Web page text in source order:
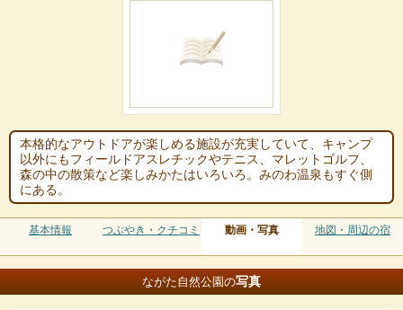
本格的なアウトドアが楽しめる施設が充実していて、キャンプ
以外にもフィールドアスレチックやテニス、マレットゴルフ、
森の中の散策など楽しみかたはいろいろ。みのわ温泉もすぐ側
にある。
基本情報 つぶやき・クチコミ 動画・写真 地図・周辺の宿
ながた自然公園の写真